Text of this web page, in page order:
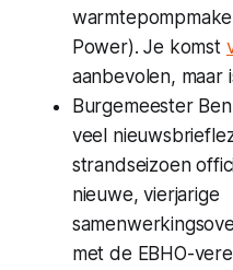
Power). Je komst
aanbevolen, maar
Burgemeester
veel
strandseizoen
nieuwe, vierjarige
met de EBHO-